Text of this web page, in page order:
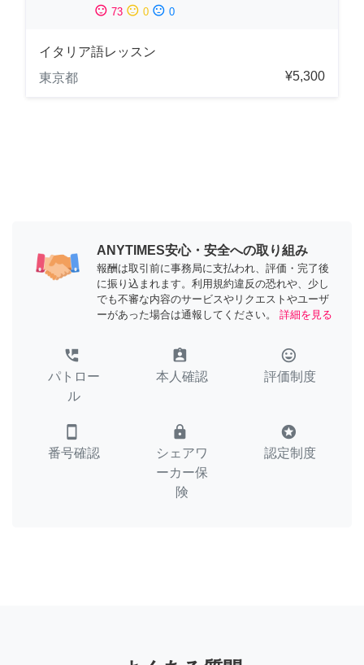
sentiment_satisfied 73 sentiment_neutral 0 sentiment_dissatisfied 0
イタリア語レッスン
東京都
¥5,300
ANYTIMES安心・安全への取り組み
報酬は取引前に事務局に支払われ、評価・完了後
に振り込まれます。利用規約違反の恐れや、少し
でも不審な内容のサービスやリクエストやユーザ
ーがあった場合は通報してください。
詳細を見る
perm_phone_msg
パトロー
ル
assignment_ind
本人確認
tag_faces
評価制度
smartphone
番号確認
lock
シェアワ
ーカー保
険
stars
認定制度